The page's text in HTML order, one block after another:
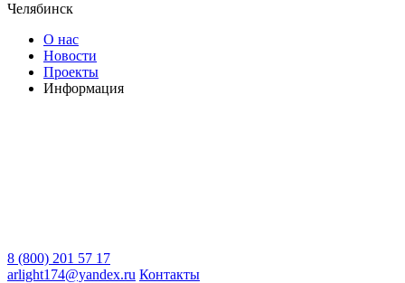
Челябинск
О нас
Новости
Проекты
Информация
8 (800) 201 57 17
arlight174@yandex.ru Контакты